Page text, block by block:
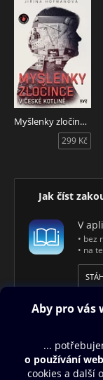
Myšlenky zločince v české kotlině
299 Kč
Jak číst
V
• bez
• na
Obsah ke stažení